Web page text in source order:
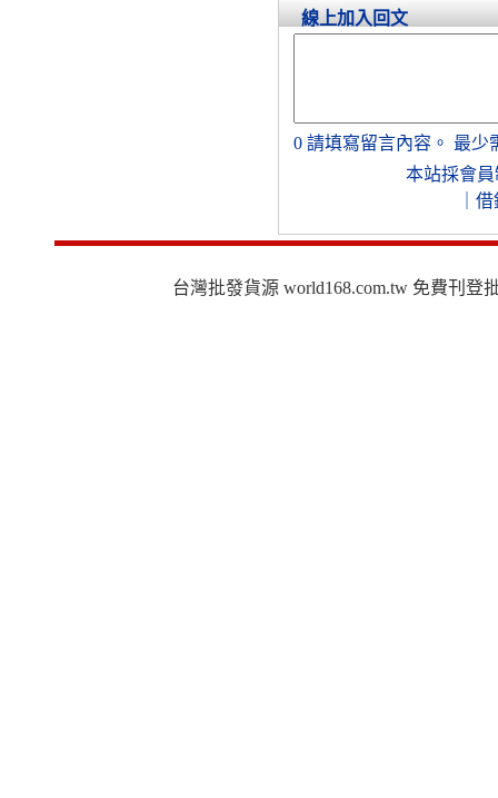
線上加入回文
0 請填寫留言內容。 最少
本站採會員
借
台灣批發貨源 world168.com.tw 免費刊登